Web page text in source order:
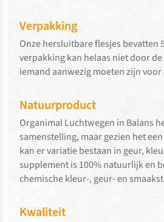
Verpakking
Onze hersluitbare flesjes bevatten
verpakking kan helaas niet door
iemand aanwezig moeten zijn
Natuurproduct
Organimal Luchtwegen in Balans
samenstelling, maar gezien het
kan er variatie bestaan in geur,
supplement is 100% natuurlijk en
chemische kleur-, geur- en
Kwaliteit